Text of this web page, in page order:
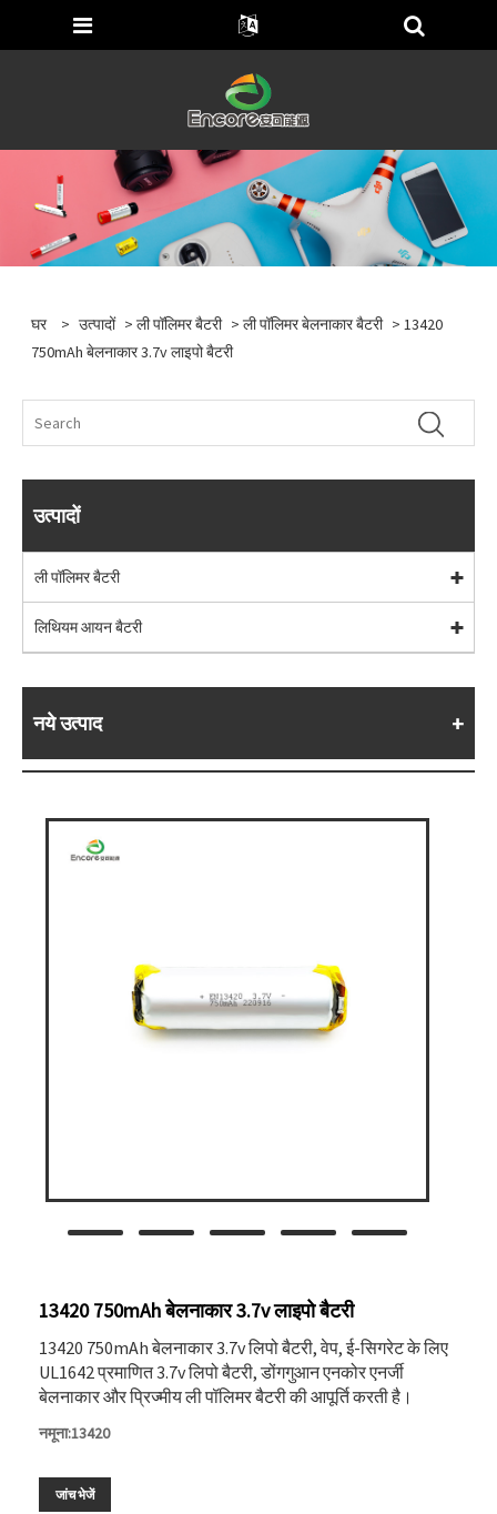
घर > उत्पादों >ली पॉलिमर बैटरी >ली पॉलिमर बेलनाकार बैटरी > 13420
750mAh बेलनाकार 3.7v लाइपो बैटरी
उत्पादों
ली पॉलिमर बैटरी
लिथियम आयन बैटरी
नये उत्पाद
13420 750mAh बेलनाकार 3.7v लाइपो बैटरी
13420 750mAh बेलनाकार 3.7v लिपो बैटरी, वेप, ई-सिगरेट के लिए
UL1642 प्रमाणित 3.7v लिपो बैटरी, डोंगगुआन एनकोर एनर्जी
बेलनाकार और प्रिज्मीय ली पॉलिमर बैटरी की आपूर्ति करती है।
नमूना:13420
जांच भेजें